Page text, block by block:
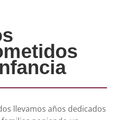
llevamos años dedicados